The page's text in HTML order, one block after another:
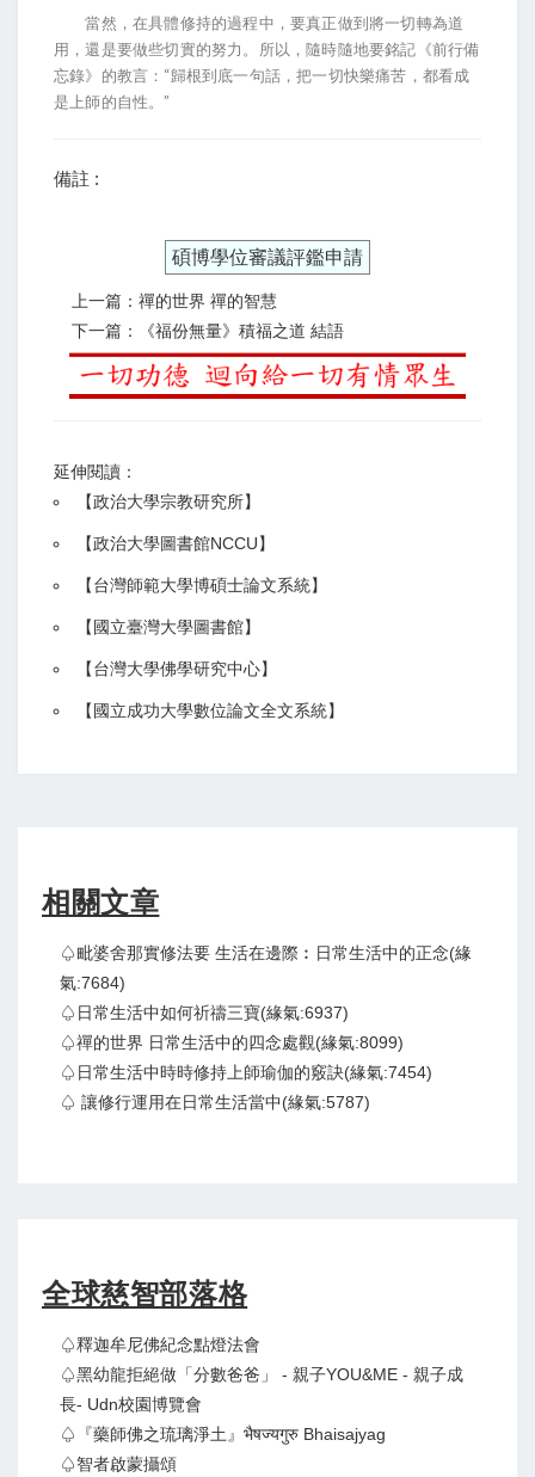
當然，在具體修持的過程中，要真正做到將一切轉為道
用，還是要做些切實的努力。所以，隨時隨地要銘記《前行備
忘錄》的教言：“歸根到底一句話，把一切快樂痛苦，都看成
是上師的自性。”
備註 :
碩博學位審議評鑑申請
上一篇：禪的世界 禪的智慧
下一篇：《福份無量》積福之道 結語
延伸閱讀：
【政治大學宗教研究所】
【政治大學圖書館NCCU】
【台灣師範大學博碩士論文系統】
【 國立臺灣大學圖書館】
【台灣大學佛學研究中心】
【 國立成功大學數位論文全文系統】
相關文章
♤毗婆舍那實修法要 生活在邊際︰日常生活中的正念(緣
氣:7684)
♤日常生活中如何祈禱三寶(緣氣:6937)
♤禪的世界 日常生活中的四念處觀(緣氣:8099)
♤日常生活中時時修持上師瑜伽的竅訣(緣氣:7454)
♤ 讓修行運用在日常生活當中(緣氣:5787)
全球慈智部落格
♤釋迦牟尼佛紀念點燈法會
♤黑幼龍拒絕做「分數爸爸」 - 親子YOU&ME - 親子成
長- Udn校園博覽會
♤『藥師佛之琉璃淨土』भैषज्यगुरु Bhaisajyag
♤智者啟蒙攝頌